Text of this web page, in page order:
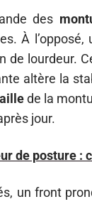
des
À
de lourdeur.
altère la
de la
jour.
de posture :
un front